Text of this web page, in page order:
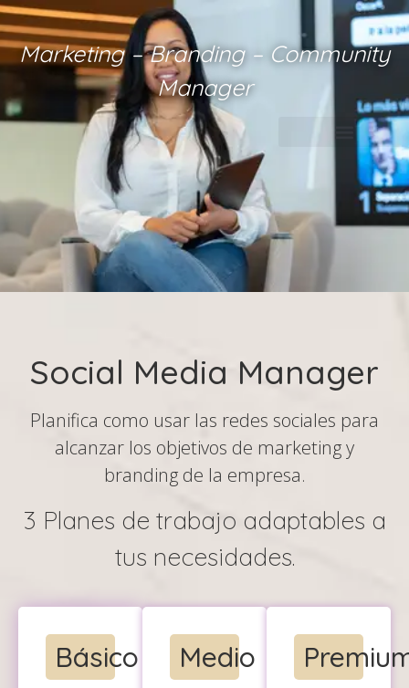
Marketing – Branding – Community
Manager
Social Media Manager
Planifica como usar las redes sociales para
alcanzar los objetivos de marketing y
branding de la empresa.
3 Planes de trabajo adaptables a
tus necesidades.
Básico Medio